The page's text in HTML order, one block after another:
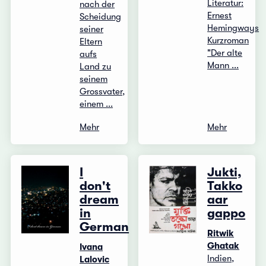
nach der
Scheidung
seiner
Eltern
aufs
Land zu
seinem
Grossvater,
einem ...
Mehr
Literatur:
Ernest
Hemingways
Kurzroman
"Der alte
Mann ...
Mehr
I
don't
dream
in
German
Ivana
Lalovic
Jukti,
Takko
aar
gappo
Ritwik
Ghatak
Indien,